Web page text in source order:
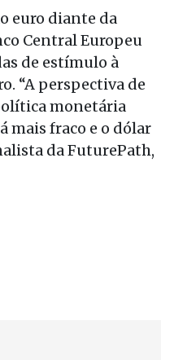
euro diante da
Central Europeu
de estímulo à
“A perspectiva de
monetária
mais fraco e o dólar
da FuturePath,